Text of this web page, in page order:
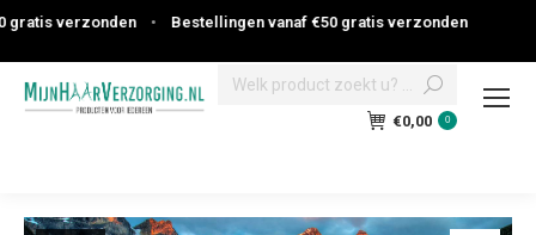
verzonden • Bestellingen vanaf €50 gratis verzonden
Search:
€0,00 0